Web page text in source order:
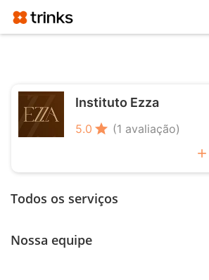
Instituto Ezza
5.0 star (1 avaliação)
add
Todos os serviços
Nossa equipe